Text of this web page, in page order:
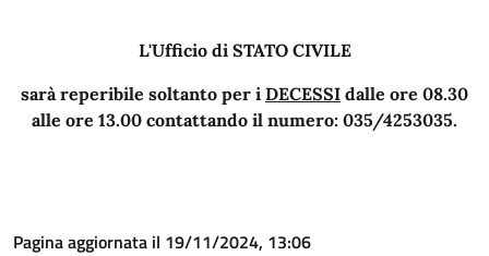
L'Ufficio di STATO CIVILE
sarà reperibile soltanto per i DECESSI dalle ore 08.30
alle ore 13.00 contattando il numero: 035/4253035.
Pagina aggiornata il 19/11/2024, 13:06